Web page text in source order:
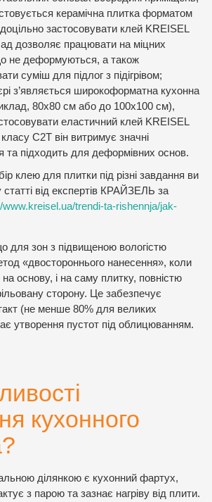
керамічна плитка форматом
застосовувати клей KREISEL
дозволяє працювати на міцних
не деформуються, а також
суміш для підлог з підігрівом;
з’являється широкоформатна кухонна
80х80 см або до 100х100 см),
еластичний клей KREISEL
C2T він витримує значні
та підходить для деформівних основ.
клею для плитки під різні завдання ви
статті від експертів КРАЙЗЕЛЬ за
www.kreisel.ua/trendi-ta-rishennja/jak-
для зон з підвищеною вологістю
«двостороннього нанесення», коли
основу, і на саму плитку, повністю
сторону. Це забезпечує
(не менше 80% для великих
утворення пустот під облицюванням.
кухонного
ділянкою є кухонний фартух,
з парою та зазнає нагріву від плити.